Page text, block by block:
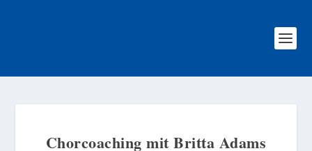
Chorcoaching mit Britta Adams